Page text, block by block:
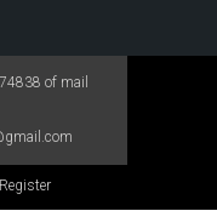
of mail
Register